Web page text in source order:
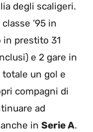
degli scaligeri.
’95 in
in prestito 31
e 2 gare in
un gol e
compagni di
ad
in Serie A.